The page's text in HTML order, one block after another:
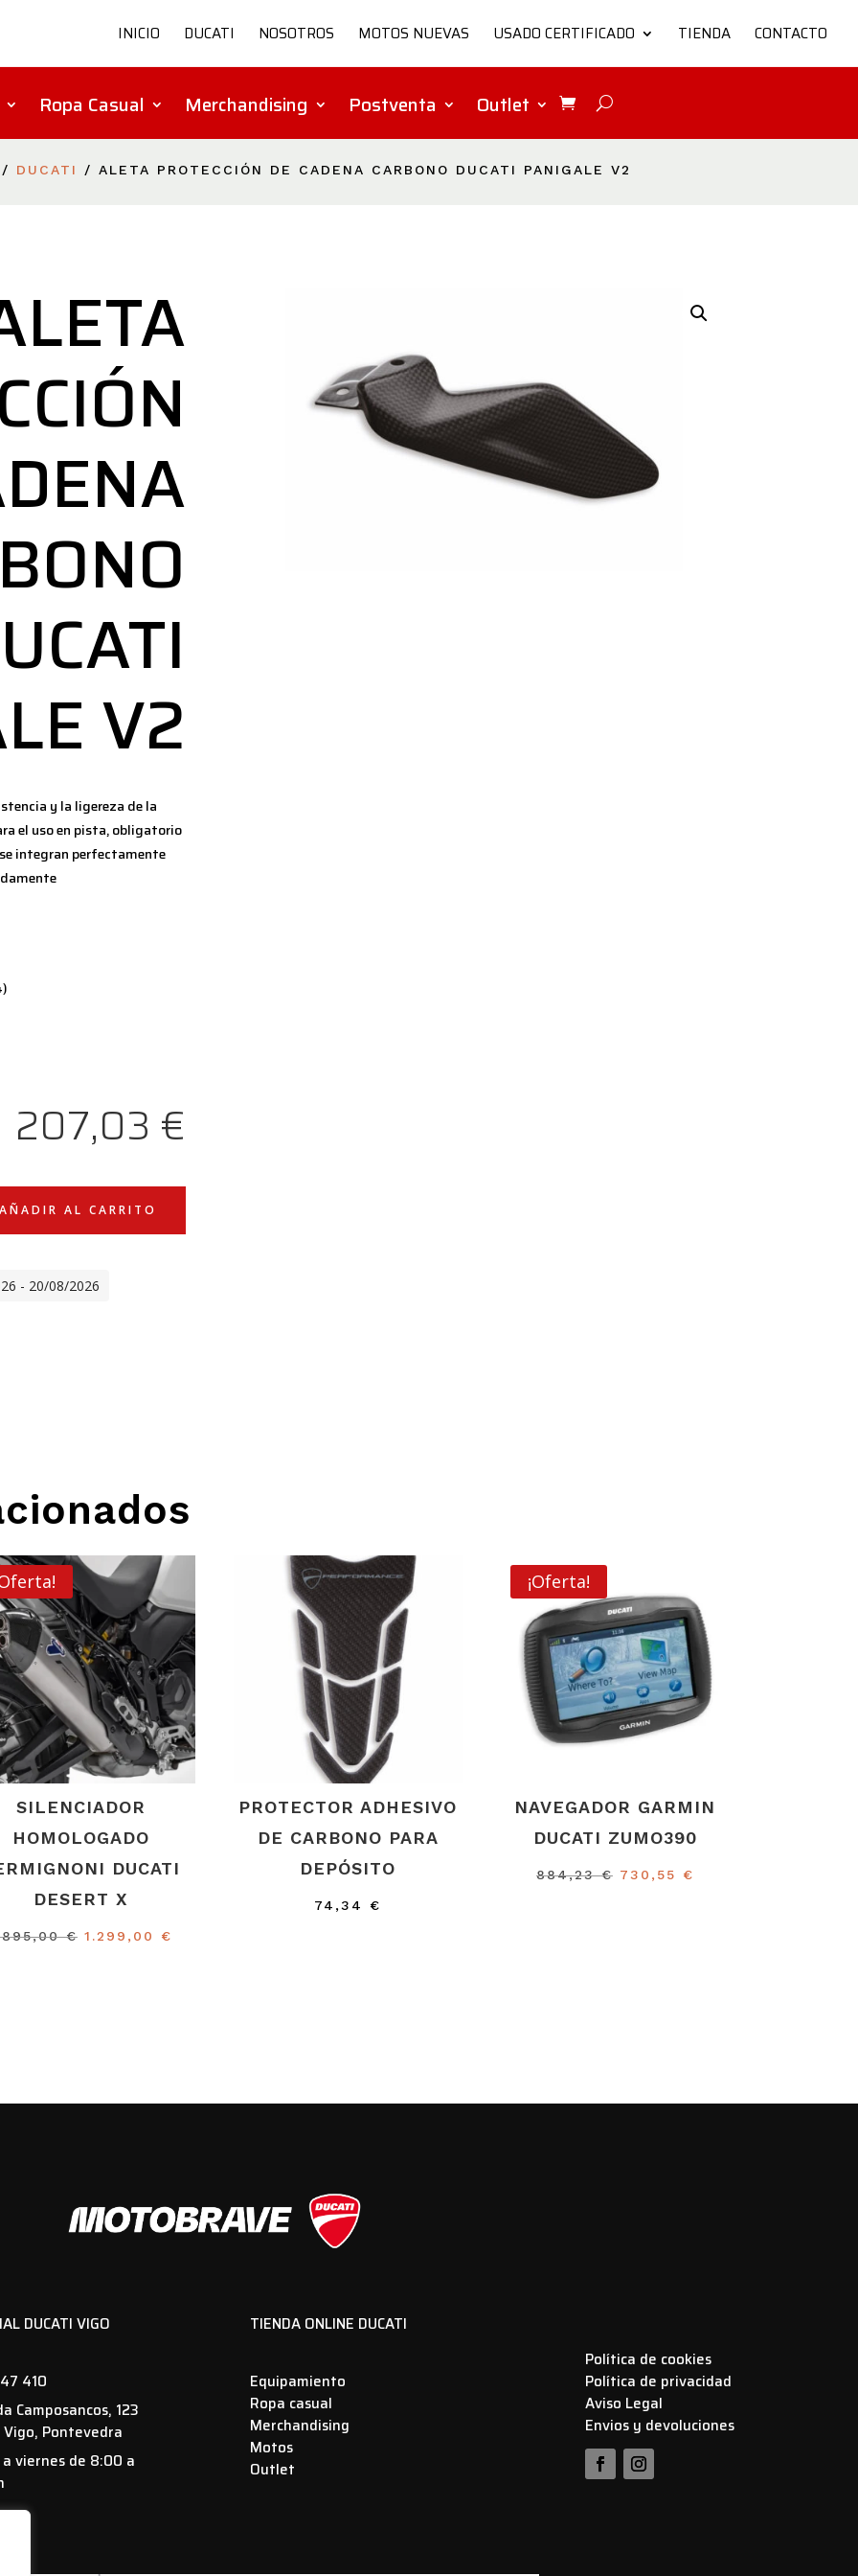
INICIO DUCATI NOSOTROS MOTOS NUEVAS USADO CERTIFICADO TIENDA CONTACTO
Ropa Casual Merchandising Postventa Outlet
/ DUCATI / ALETA PROTECCIÓN DE CADENA CARBONO DUCATI PANIGALE V2
V2
y la ligereza de la
el uso en pista, obligatorio
integran perfectamente
207,03 €
AÑADIR AL CARRITO
- 20/08/2026
SILENCIADOR
HOMOLOGADO
DUCATI
DESERT X
€ El
1.299,00 €
PROTECTOR ADHESIVO
DE CARBONO PARA
DEPÓSITO
74,34 €
¡Oferta!
NAVEGADOR GARMIN
DUCATI ZUMO390
884,23€ El
730,55 €
DUCATI VIGO
410
Camposancos, 123
Vigo, Pontevedra
a viernes de 8:00 a
TIENDA ONLINE DUCATI
Equipamiento
Ropa casual
Merchandising
Motos
Outlet
Política de cookies
Política de privacidad
Aviso Legal
Envios y devoluciones